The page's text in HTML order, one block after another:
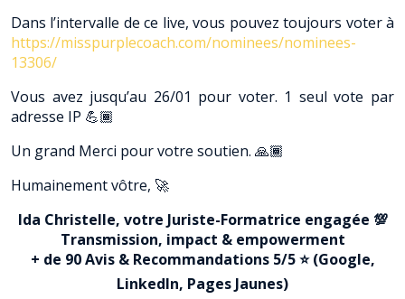
Dans l’intervalle de ce live, vous pouvez toujours voter à
https://misspurplecoach.com/nominees/nominees-
13306/
Vous avez jusqu’au 26/01 pour voter. 1 seul vote par
adresse IP 💪🏾
Un grand Merci pour votre soutien. 🙏🏾
Humainement vôtre, 🚀
Ida Christelle, votre Juriste-Formatrice engagée 💯
Transmission, impact & empowerment
+ de 90 Avis & Recommandations 5/5 ⭐️ (Google,
LinkedIn, Pages Jaunes)